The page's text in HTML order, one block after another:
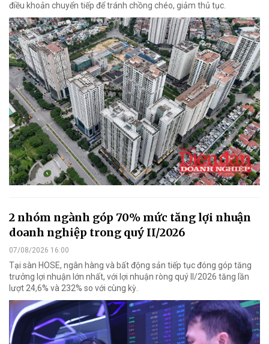
điều khoản chuyển tiếp để tránh chồng chéo, giảm thủ tục.
2 nhóm ngành góp 70% mức tăng lợi nhuận
doanh nghiệp trong quý II/2026
07/08/2026 16:00
Tại sàn HOSE, ngân hàng và bất động sản tiếp tục đóng góp tăng
trưởng lợi nhuận lớn nhất, với lợi nhuận ròng quý II/2026 tăng lần
lượt 24,6% và 232% so với cùng kỳ.